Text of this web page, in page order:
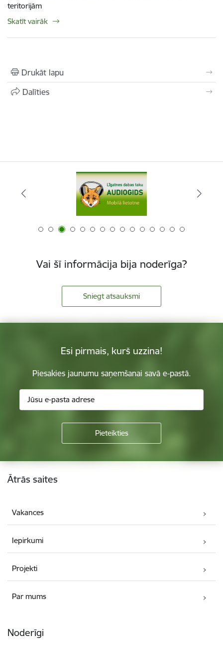
teritorijām
Skatīt vairāk
Drukāt lapu
Dalīties
Vai šī informācija bija noderīga?
Sniegt atsauksmi
Esi pirmais, kurš uzzina!
Piesakies jaunumu saņemšanai savā e-pastā.
Kājene
Ātrās saites
Vakances
Iepirkumi
Projekti
Par mums
Noderīgi